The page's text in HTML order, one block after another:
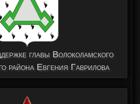
главы Волоколамского
района Евгения Гаврилова